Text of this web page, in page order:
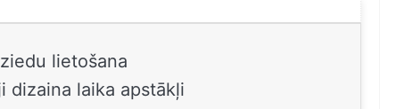
lietošana
dizaina laika apstākļi